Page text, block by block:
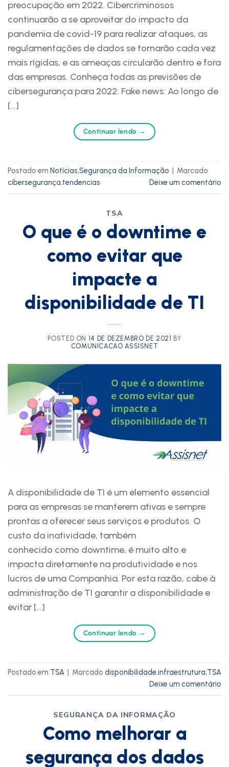
preocupação em 2022. Cibercriminosos
continuarão a se aproveitar do impacto da
pandemia de covid-19 para realizar ataques, as
regulamentações de dados se tornarão cada vez
mais rígidas, e as ameaças circularão dentro e fora
das empresas. Conheça todas as previsões de
cibersegurança para 2022: Fake news: Ao longo de
[…]
Continuar lendo →
Postado em Notícias,Segurança da Informação
Marcado
cibersegurança,tendencias Deixe um comentário
TSA
O que é o downtime e
como evitar que
impacte a
disponibilidade de TI
POSTED ON 14 DE DEZEMBRO DE 2021 BY
COMUNICACAO ASSISNET
A disponibilidade de TI é um elemento essencial
para as empresas se manterem ativas e sempre
prontas a oferecer seus serviços e produtos. O
custo da inatividade, também
conhecido como downtime, é muito alto e
impacta diretamente na produtividade e nos
lucros de uma Companhia. Por esta razão, cabe à
administração de TI garantir a disponibilidade e
evitar […]
Continuar lendo →
Postado em TSA | Marcado disponibilidade,infraestrutura,TSA
Deixe um comentário
SEGURANÇA DA INFORMAÇÃO
Como melhorar a
segurança dos dados